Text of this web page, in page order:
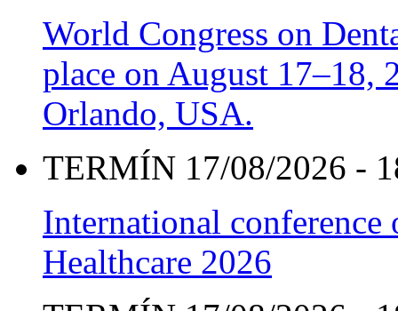
World Congress on
place on August 17–18,
Orlando, USA.
TERMÍN 17/08/2026 -
International
Healthcare 2026